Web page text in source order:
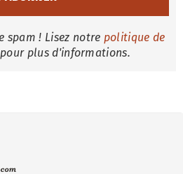
spam ! Lisez notre politique de
pour plus d'informations.